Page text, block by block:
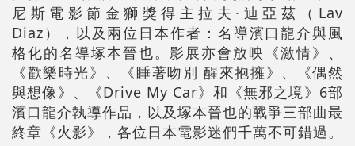
尼斯電影節金獅獎得主拉夫·迪亞茲（Lav
Diaz），以及兩位日本作者：名導濱口龍介與風
格化的名導塚本晉也。影展亦會放映《激情》、
《歡樂時光》、《睡著吻別 醒來抱擁》、《偶然
與想像》、《Drive My Car》和《無邪之境》6部
濱口龍介執導作品，以及塚本晉也的戰爭三部曲最
終章《火影》，各位日本電影迷們千萬不可錯過。